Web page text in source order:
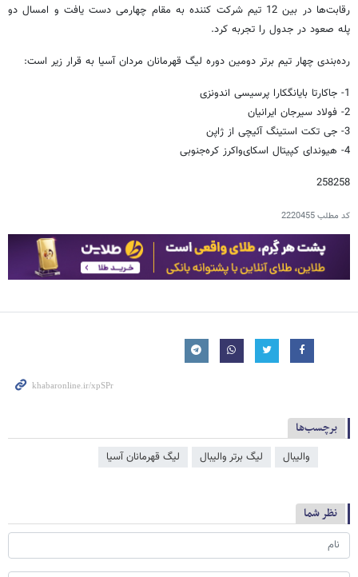
رقابت‌ها در بین 12 تیم شرکت کننده به مقام چهارمی دست یافت و امسال دو
پله صعود در جدول را تجربه کرد.
رده‌بندی چهار تیم برتر دومین دوره لیگ قهرمانان مردان آسیا به قرار زیر است:
1- جاکارتا بایانگکارا پرسیسی اندونزی
2- فولاد سیرجان ایرانیان
3- جی تکت استینگ آئیچی از ژاپن
4- هیوندای کپیتال اسکای‌واکرز کره‌جنوبی
258258
کد مطلب2220455
برچسب‌ها
والیبال لیگ برتر والیبال لیگ قهرمانان آسیا
نظر شما